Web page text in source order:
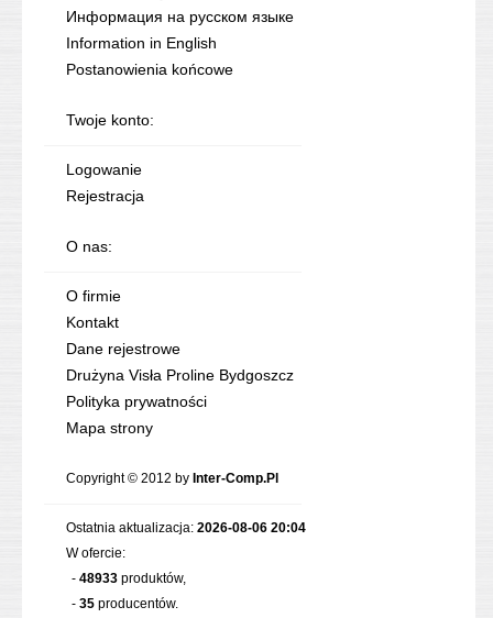
Информация на русском языке
Information in English
Postanowienia końcowe
Twoje konto:
Logowanie
Rejestracja
O nas:
O firmie
Kontakt
Dane rejestrowe
Drużyna Visła Proline Bydgoszcz
Polityka prywatności
Mapa strony
Copyright © 2012 by Inter-Comp.Pl
Ostatnia aktualizacja: 2026-08-06 20:04
W ofercie:
- 48933 produktów,
- 35 producentów.